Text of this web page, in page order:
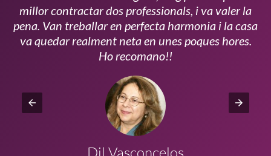
millor contractar dos professionals, i va valer la
pena. Van treballar en perfecta harmonia i la casa
va quedar realment neta en unes poques hores.
Ho recomano!!
Dil Vasconcelos